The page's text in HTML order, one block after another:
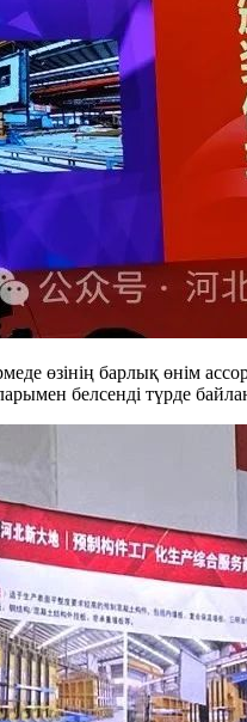
өзінің барлық өнім
белсенді түрде